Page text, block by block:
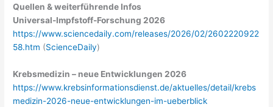
Quellen & weiterführende Infos
Universal-Impfstoff-Forschung 2026
https://www.sciencedaily.com/releases/2026/02/2602220922
58.htm (ScienceDaily)
Krebsmedizin – neue Entwicklungen 2026
https://www.krebsinformationsdienst.de/aktuelles/detail/krebs
medizin-2026-neue-entwicklungen-im-ueberblick